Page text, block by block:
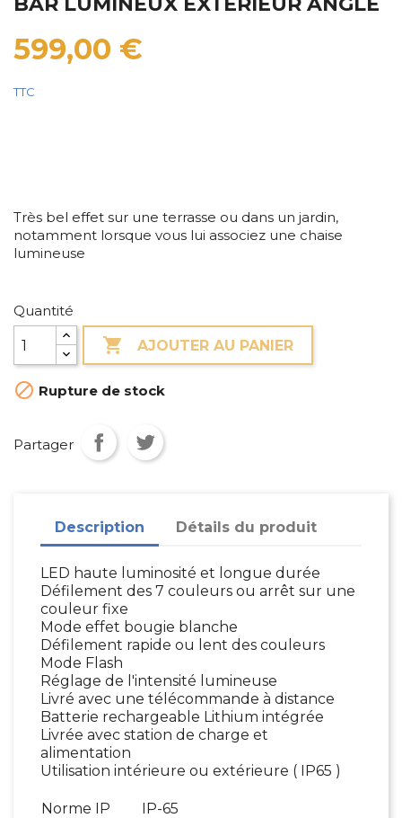
599,00 €
TTC
Très bel effet sur une terrasse ou dans un jardin,
notamment lorsque vous lui associez une chaise
lumineuse
Quantité
 AJOUTER AU PANIER
 Rupture de stock
Partager
Description Détails du produit
LED haute luminosité et longue durée
Défilement des 7 couleurs ou arrêt sur une
couleur fixe
Mode effet bougie blanche
Défilement rapide ou lent des couleurs
Mode Flash
Réglage de l'intensité lumineuse
Livré avec une télécommande à distance
Batterie rechargeable Lithium intégrée
Livrée avec station de charge et
alimentation
Utilisation intérieure ou extérieure ( IP65 )
Norme IP
IP-65